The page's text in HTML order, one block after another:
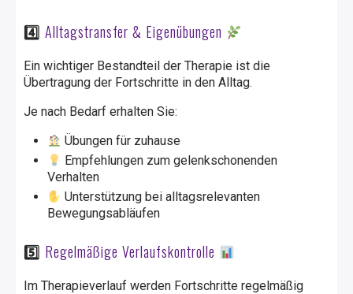
4️ Alltagstransfer & Eigenübungen
Ein wichtiger Bestandteil der Therapie ist die
Übertragung der Fortschritte in den Alltag.
Je nach Bedarf erhalten Sie:
Übungen für zuhause
Empfehlungen zum gelenkschonenden
Verhalten
Unterstützung bei alltagsrelevanten
Bewegungsabläufen
5️ Regelmäßige Verlaufskontrolle
Im Therapieverlauf werden Fortschritte regelmäßig